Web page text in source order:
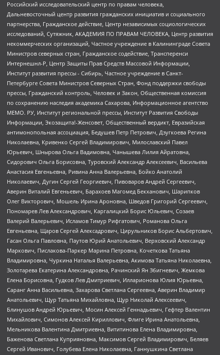
Российский исследовательский центр по правам человека,
Дальневосточный центр развития гражданских инициатив и социального
партнерства, Гражданское действие, Центр независимых социологических
исследований, Сутяжник, АКАДЕМИЯ ПО ПРАВАМ ЧЕЛОВЕКА, Центр развития
некоммерческих организаций, Частное учреждение в Калининграде Совета
Министров северных стран, Гражданское содействие, Трансперенси
Интернешнл-Р, Центр Защиты Прав Средств Массовой Информации,
Институт развития прессы - Сибирь, Частное учреждение в Санкт-
Петербурге Совета Министров Северных Стран, Фонд поддержки свободы
прессы, Гражданский контроль, Человек и Закон, Общественная комиссия
по сохранению наследия академика Сахарова, Информационное агентство
МЕМО. РУ, Институт региональной прессы, Институт Развития Свободы
Информации, Экозащита!-Женсовет, Общественный вердикт, Евразийская
антимонопольная ассоциация, Бедушев Петр Петрович, Дзугкоева Регина
Николаевна, Кривенко Сергей Владимирович, Милославский Павел
Юрьевич, Шнырова Ольга Вадимовна, Чанышева Лилия Айратовна,
Сидорович Ольга Борисовна, Туровский Александр Алексеевич, Васильева
Анастасия Евгеньевна, Ривина Анна Валерьевна, Бойко Анатолий
Николаевич, Дугин Сергей Георгиевич, Пивоваров Андрей Сергеевич,
Аверин Виталий Евгеньевич, Барахоев Магомед Бекханович, Шарипков
Олег Викторович, Мошель Ирина Ароновна, Шведов Григорий Сергеевич,
Пономарев Лев Александрович, Каргалицкий Борис Юльевич, Созаев
Валерий Валерьевич, Исламов Тимур Рифгатович, Романова Ольга
Евгеньевна, Щаров Сергей Алексадрович, Цирульников Борис Альбертович,
Гасан Ольга Павловна, Паутов Юрий Анатольевич, Верховский Александр
Маркович, Пислакова-Паркер Марина Петровна, Кочеткова Татьяна
Владимировна, Чуркина Наталья Валерьевна, Акимова Татьяна Николаевна,
Золотарева Екатерина Александровна, Рачинский Ян Збигневич, Жемкова
Елена Борисовна, Гудков Лев Дмитриевич, Илларионова Юлия Юрьевна,
Саранг Анна Васильевна, Захарова Светлана Сергеевна, Аверин Владимир
Анатольевич, Щур Татьяна Михайловна, Щур Николай Алексеевич,
Блинушов Андрей Юрьевич, Мосин Алексей Геннадьевич, Гефтер Валентин
Михайлович, Симонов Алексей Кириллович, Флиге Ирина Анатольевна,
Мельникова Валентина Дмитриевна, Вититинова Елена Владимировна,
Баженова Светлана Куприяновна, Максимов Сергей Владимирович, Беляев
Сергей Иванович, Голубева Елена Николаевна, Ганнушкина Светлана